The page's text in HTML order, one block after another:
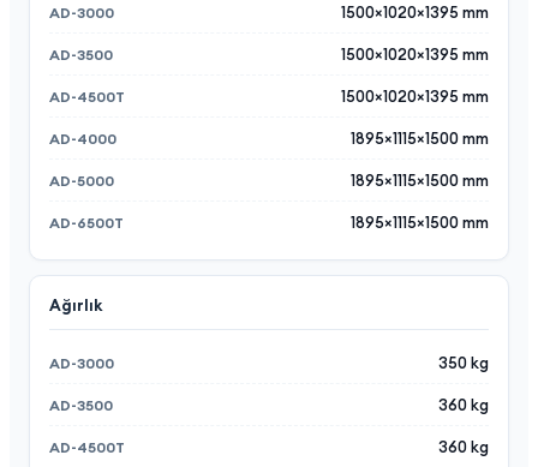
1500×1020×1395 mm
1500×1020×1395 mm
1500×1020×1395 mm
1895×1115×1500 mm
1895×1115×1500 mm
1895×1115×1500 mm
Ağırlık
350 kg
360 kg
360 kg